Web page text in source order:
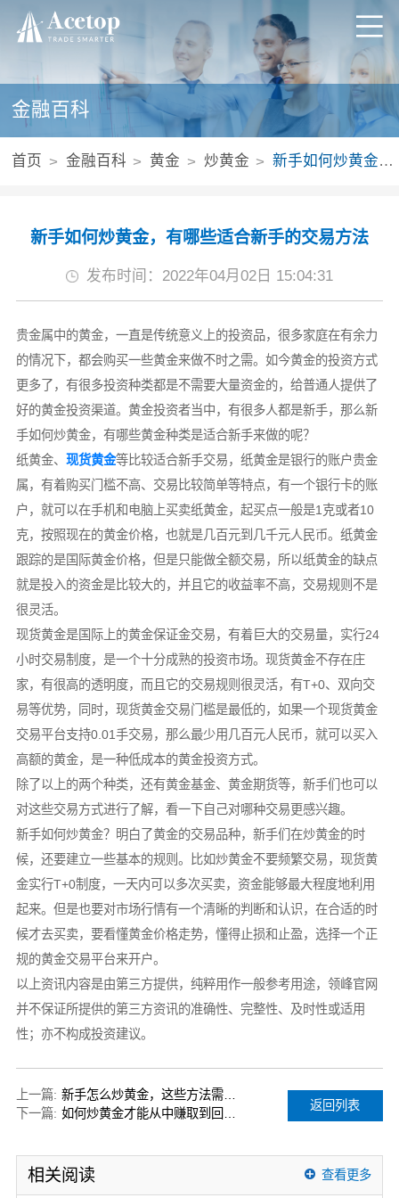
金融百科
首页 金融百科 黄金 炒黄金 新手如何炒黄金，有哪些适合新手的交易方法
新手如何炒黄金，有哪些适合新手的交易方法
发布时间：2022年04月02日 15:04:31
贵金属中的黄金，一直是传统意义上的投资品，很多家庭在有余力
的情况下，都会购买一些黄金来做不时之需。如今黄金的投资方式
更多了，有很多投资种类都是不需要大量资金的，给普通人提供了
好的黄金投资渠道。黄金投资者当中，有很多人都是新手，那么新
手如何炒黄金，有哪些黄金种类是适合新手来做的呢？
纸黄金、 现货黄金等比较适合新手交易，纸黄金是银行的账户贵金
属，有着购买门槛不高、交易比较简单等特点，有一个银行卡的账
户，就可以在手机和电脑上买卖纸黄金，起买点一般是1克或者10
克，按照现在的黄金价格，也就是几百元到几千元人民币。纸黄金
跟踪的是国际黄金价格，但是只能做全额交易，所以纸黄金的缺点
就是投入的资金是比较大的，并且它的收益率不高，交易规则不是
很灵活。
现货黄金是国际上的黄金保证金交易，有着巨大的交易量，实行24
小时交易制度，是一个十分成熟的投资市场。现货黄金不存在庄
家，有很高的透明度，而且它的交易规则很灵活，有T+0、双向交
易等优势，同时，现货黄金交易门槛是最低的，如果一个现货黄金
交易平台支持0.01手交易，那么最少用几百元人民币，就可以买入
高额的黄金，是一种低成本的黄金投资方式。
除了以上的两个种类，还有黄金基金、黄金期货等，新手们也可以
对这些交易方式进行了解，看一下自己对哪种交易更感兴趣。
新手如何炒黄金？明白了黄金的交易品种，新手们在炒黄金的时
候，还要建立一些基本的规则。比如炒黄金不要频繁交易，现货黄
金实行T+0制度，一天内可以多次买卖，资金能够最大程度地利用
起来。但是也要对市场行情有一个清晰的判断和认识，在合适的时
候才去买卖，要看懂黄金价格走势，懂得止损和止盈，选择一个正
规的黄金交易平台来开户。
以上资讯内容是由第三方提供，纯粹用作一般参考用途，领峰官网
并不保证所提供的第三方资讯的准确性、完整性、及时性或适用
性；亦不构成投资建议。
上一篇:
新手怎么炒黄金，这些方法需要掌握好
下一篇:
如何炒黄金才能从中赚取到回报？
返回列表
相关阅读 查看更多